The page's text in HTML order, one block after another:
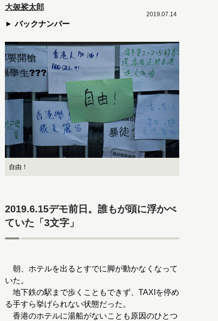
大袈裟太郎
バックナンバー
2019.07.14
自由！
2019.6.15デモ前日。誰もが頭に浮かべ
ていた「3文字」
朝、ホテルを出るとすでに脚が動かなくなって
いた。
地下鉄の駅まで歩くこともできず、TAXIを停め
る手すら挙げられない状態だった。
香港のホテルに湯船がないことも原因のひとつ